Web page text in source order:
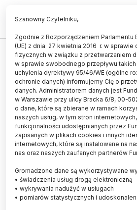
KOSMOS
Misja IGNIS/ Na ISS
testowany polski
promieniowania
LUDWIKA TOMALA
28.05.2025
aktualizacja: 28.05.2025
3 minuty czytania
Szanowny Czytelniku,
Zgodnie z Rozporządzeniem Parlamentu
(UE) z dnia 27 kwietnia 2016 r. w sprawie
fizycznych w związku z przetwarzaniem
w sprawie swobodnego przepływu takich
uchylenia dyrektywy 95/46/WE (ogólne
ochronie danych) informujemy Cię o
danych. Administratorem danych jest
w Warszawie przy ulicy Bracka 6/8, 00-
o dane, które są zbierane w ramach
naszych usług, w tym stron
funkcjonalności udostępnianych przez
zapisanych w plikach cookies i innych
internetowych, które są instalowane na
nas oraz naszych zaufanych partnerów
Gromadzone dane są wykorzystywane
• świadczenia usług drogą elektroniczną
• wykrywania nadużyć w usługach
• pomiarów statystycznych i